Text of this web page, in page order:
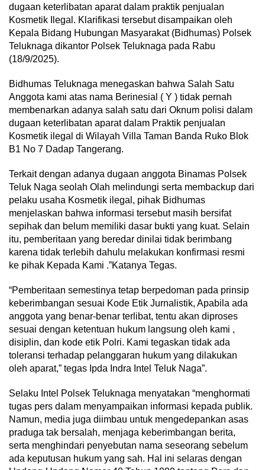
dugaan keterlibatan aparat dalam praktik penjualan
Kosmetik Ilegal. Klarifikasi tersebut disampaikan oleh
Kepala Bidang Hubungan Masyarakat (Bidhumas) Polsek
Teluknaga dikantor Polsek Teluknaga pada Rabu
(18/9/2025).
Bidhumas Teluknaga menegaskan bahwa Salah Satu
Anggota kami atas nama Berinesial ( Y ) tidak pernah
membenarkan adanya salah satu dari Oknum polisi dalam
dugaan keterlibatan aparat dalam Praktik penjualan
Kosmetik ilegal di Wilayah Villa Taman Banda Ruko Blok
B1 No 7 Dadap Tangerang.
Terkait dengan adanya dugaan anggota Binamas Polsek
Teluk Naga seolah Olah melindungi serta membackup dari
pelaku usaha Kosmetik ilegal, pihak Bidhumas
menjelaskan bahwa informasi tersebut masih bersifat
sepihak dan belum memiliki dasar bukti yang kuat. Selain
itu, pemberitaan yang beredar dinilai tidak berimbang
karena tidak terlebih dahulu melakukan konfirmasi resmi
ke pihak Kepada Kami .”Katanya Tegas.
“Pemberitaan semestinya tetap berpedoman pada prinsip
keberimbangan sesuai Kode Etik Jurnalistik, Apabila ada
anggota yang benar-benar terlibat, tentu akan diproses
sesuai dengan ketentuan hukum langsung oleh kami ,
disiplin, dan kode etik Polri. Kami tegaskan tidak ada
toleransi terhadap pelanggaran hukum yang dilakukan
oleh aparat,” tegas Ipda Indra Intel Teluk Naga”.
Selaku Intel Polsek Teluknaga menyatakan “menghormati
tugas pers dalam menyampaikan informasi kepada publik.
Namun, media juga diimbau untuk mengedepankan asas
praduga tak bersalah, menjaga keberimbangan berita,
serta menghindari penyebutan nama seseorang sebelum
ada keputusan hukum yang sah. Hal ini selaras dengan